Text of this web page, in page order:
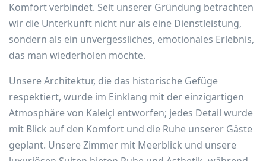
Komfort verbindet. Seit unserer Gründung betrachten
wir die Unterkunft nicht nur als eine Dienstleistung,
sondern als ein unvergessliches, emotionales Erlebnis,
das man wiederholen möchte.
Unsere Architektur, die das historische Gefüge
respektiert, wurde im Einklang mit der einzigartigen
Atmosphäre von Kaleiçi entworfen; jedes Detail wurde
mit Blick auf den Komfort und die Ruhe unserer Gäste
geplant. Unsere Zimmer mit Meerblick und unsere